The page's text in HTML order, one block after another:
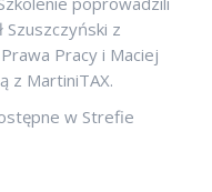
Szuszczyński z
Pracy i Maciej
z MartiniTAX.
w Strefie